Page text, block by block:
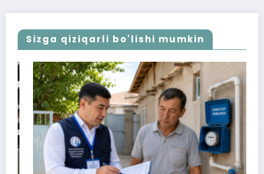
Sizga qiziqarli bo'lishi mumkin